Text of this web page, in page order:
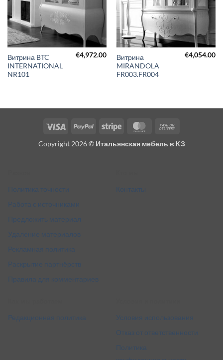
Витрина BTC
INTERNATIONAL
NR101
€4,972.00
Витрина
MIRANDOLA
FR003.FR004
€4,054.00
Visa PayPal Stripe MasterCard
Delivery
Copyright 2026 © Итальянская мебель в КЗ
Политика точности
Работа с источниками
Предложить материал
Удаление материалов
Рекламная политика
Раскрытие партнёрств
Правила для комментариев
Контакты
Редакционная политика
Условия использования
Отказ от ответственности
Политика